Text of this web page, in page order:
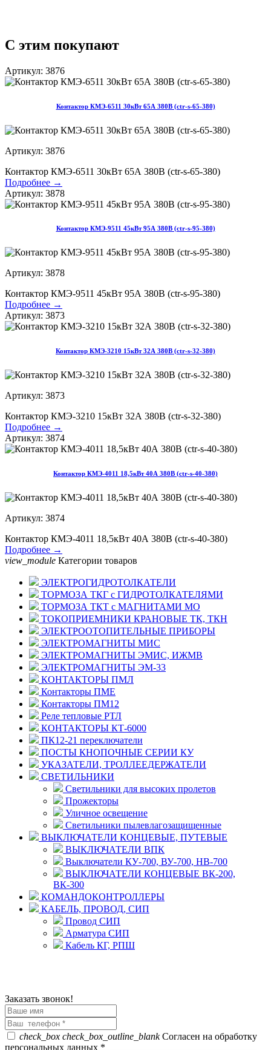
С этим покупают
Артикул: 3876
Контактор КМЭ-6511 30кВт 65А 380В (ctr-s-65-380)
Артикул: 3876
Контактор КМЭ-6511 30кВт 65А 380В (ctr-s-65-380)
Подробнее →
Артикул: 3878
Контактор КМЭ-9511 45кВт 95А 380В (ctr-s-95-380)
Артикул: 3878
Контактор КМЭ-9511 45кВт 95А 380В (ctr-s-95-380)
Подробнее →
Артикул: 3873
Контактор КМЭ-3210 15кВт 32А 380В (ctr-s-32-380)
Артикул: 3873
Контактор КМЭ-3210 15кВт 32А 380В (ctr-s-32-380)
Подробнее →
Артикул: 3874
Контактор КМЭ-4011 18,5кВт 40А 380В (ctr-s-40-380)
Артикул: 3874
Контактор КМЭ-4011 18,5кВт 40А 380В (ctr-s-40-380)
Подробнее →
view_module Категории товаров
ЭЛЕКТРОГИДРОТОЛКАТЕЛИ
ТОРМОЗА ТКГ с ГИДРОТОЛКАТЕЛЯМИ
ТОРМОЗА ТКТ с МАГНИТАМИ МО
ТОКОПРИЕМНИКИ КРАНОВЫЕ ТК, ТКН
ЭЛЕКТРООТОПИТЕЛЬНЫЕ ПРИБОРЫ
ЭЛЕКТРОМАГНИТЫ МИС
ЭЛЕКТРОМАГНИТЫ ЭМИС, ИЖМВ
ЭЛЕКТРОМАГНИТЫ ЭМ-33
КОНТАКТОРЫ ПМЛ
Контакторы ПМЕ
Контакторы ПМ12
Реле тепловые РТЛ
КОНТАКТОРЫ КТ-6000
ПК12-21 переключатели
ПОСТЫ КНОПОЧНЫЕ СЕРИИ КУ
УКАЗАТЕЛИ, ТРОЛЛЕЕДЕРЖАТЕЛИ
СВЕТИЛЬНИКИ
Светильники для высоких пролетов
Прожекторы
Уличное освещение
Светильники пылевлагозащищенные
ВЫКЛЮЧАТЕЛИ КОНЦЕВЫЕ, ПУТЕВЫЕ
ВЫКЛЮЧАТЕЛИ ВПК
Выключатели КУ-700, ВУ-700, НВ-700
ВЫКЛЮЧАТЕЛИ КОНЦЕВЫЕ ВК-200,
ВК-300
КОМАНДОКОНТРОЛЛЕРЫ
КАБЕЛЬ, ПРОВОД, СИП
Провод СИП
Арматура СИП
Кабель КГ, РПШ
Заказать звонок!
check_box check_box_outline_blankСогласен на обработку
персональных данных *